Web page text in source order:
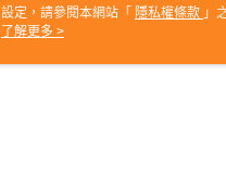
設定，請參閱本網站「 隱私權條款 」
使用 cookie。
了解更多 >